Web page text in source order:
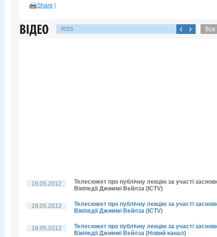
Share
RSS
18.05.2012
Телесюжет про публічну лекцію за участі
Вікіпедії Джиммі Вейлза (ICTV)
18.05.2012
Телесюжет про публічну лекцію за участі
Вікіпедії Джиммі Вейлза (ICTV)
18.05.2012
Телесюжет про публічну лекцію за участі
Вікіпедії Джиммі Вейлза (Новий канал)